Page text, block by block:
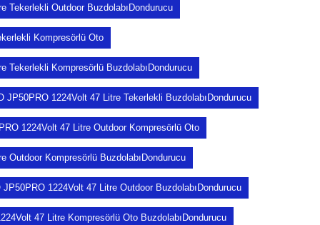
Tekerlekli Outdoor BuzdolabıDondurucu
Kompresörlü Oto
Tekerlekli Kompresörlü BuzdolabıDondurucu
JP50PRO 1224Volt 47 Litre Tekerlekli BuzdolabıDondurucu
1224Volt 47 Litre Outdoor Kompresörlü Oto
Outdoor Kompresörlü BuzdolabıDondurucu
JP50PRO 1224Volt 47 Litre Outdoor BuzdolabıDondurucu
47 Litre Kompresörlü Oto BuzdolabıDondurucu